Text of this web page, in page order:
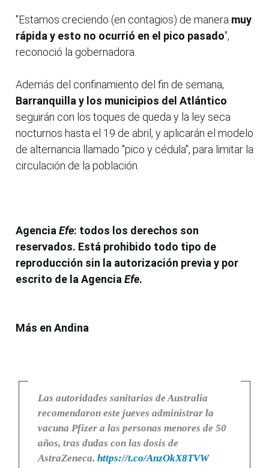
"Estamos creciendo (en contagios) de manera muy
rápida y esto no ocurrió en el pico pasado",
reconoció la gobernadora.
Además del confinamiento del fin de semana,
Barranquilla y los municipios del Atlántico
seguirán con los toques de queda y la ley seca
nocturnos hasta el 19 de abril, y aplicarán el modelo
de alternancia llamado "pico y cédula", para limitar la
circulación de la población.
Agencia Efe: todos los derechos son
reservados. Está prohibido todo tipo de
reproducción sin la autorización previa y por
escrito de la Agencia Efe.
Más en Andina
Las autoridades sanitarias de Australia
recomendaron este jueves administrar la
vacuna Pfizer a las personas menores de 50
años, tras dudas con las dosis de
AstraZeneca. https://t.co/AnzOkX8TVW